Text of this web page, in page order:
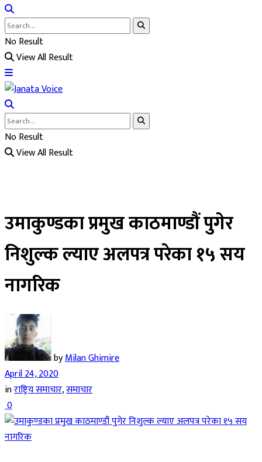
No Result
View All Result
No Result
View All Result
उमाकुण्डका प्रमुख काठमाण्डौं पुगेर
निशुल्क ल्याए अलपत्र परेका १५ सय
नागरिक
byMilan Ghimire
April 24, 2020
inराष्ट्रिय समाचार,समाचार
0